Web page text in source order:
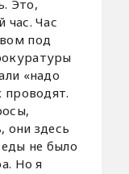
Это,
час. Час
под
«надо
проводят.
они здесь
не было
Но я